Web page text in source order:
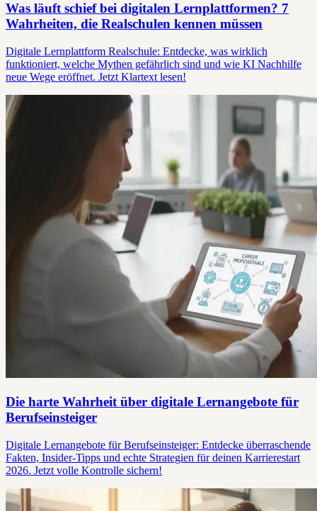
Was läuft schief bei digitalen Lernplattformen? 7
Wahrheiten, die Realschulen kennen müssen
Digitale Lernplattform Realschule: Entdecke, was wirklich
funktioniert, welche Mythen gefährlich sind und wie KI Nachhilfe
neue Wege eröffnet. Jetzt Klartext lesen!
Die harte Wahrheit über digitale Lernangebote für
Berufseinsteiger
Digitale Lernangebote für Berufseinsteiger: Entdecke überraschende
Fakten, Insider-Tipps und echte Strategien für deinen Karrierestart
2026. Jetzt volle Kontrolle sichern!